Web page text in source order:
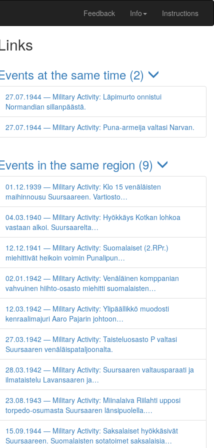
Feedback Info Instructions
at the same time (2)
27.07.1944 — Military Activity: Läpimurto onnistui
Normandian sillanpäästä.
27.07.1944 — Military Activity: Puna-armeija valtasi Narvan.
in the same region (9)
01.12.1939 — Military Activity: Klo 15 venäläisten
maihinnousu Suursaareen. Vartiosto…
04.03.1940 — Military Activity: Hyökkäys Kotkan lohkoa
vastaan alkoi. Suursaarelta…
12.12.1941 — Military Activity: Suomalaiset (2.RPr.)
miehittivät heikoin voimin Punalipun…
02.01.1942 — Military Activity: Venäläinen komppanian
vahvuinen hiihto-osasto miehitti suomalaisten…
12.03.1942 — Military Activity: Ylipäällikkö muodosti
kenraalimajuri Aaro Pajarin johtoon…
27.03.1942 — Military Activity: Taisteluosasto P valtasi
Suursaaren venäläispataljoonalta.
28.03.1942 — Military Activity: Suursaaren valtausparaati ja
ilmataistelu Lavansaaren ja…
23.08.1943 — Military Activity: Miinalaiva Riilahti upposi
torpedo-osumasta Suursaaren länsipuolella.…
15.09.1944 — Military Activity: Saksalaiset hyökkäsivät
Suursaareen. Suomalaisten sotatoimet saksalaisia…